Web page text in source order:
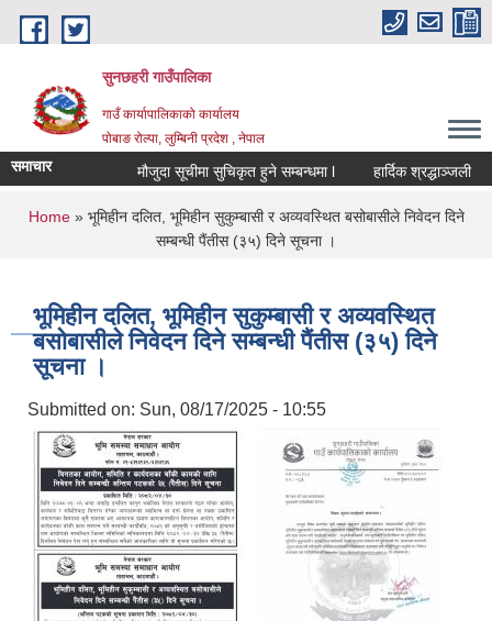
Skip to main content
सुनछहरी गाउँपालिका
गाउँ कार्यापालिकाको कार्यालय
पोबाङ रोल्पा, लुम्बिनी प्रदेश , नेपाल
समाचार मौजुदा सूचीमा सुचिकृत हुने सम्बन्धमा l हार्दिक श्रद्धाञ्जली
You are here
Home» भूमिहीन दलित, भूमिहीन सुकुम्बासी र अव्यवस्थित बसोबासीले निवेदन दिने
सम्बन्धी पैंतीस (३५) दिने सूचना ।
भूमिहीन दलित, भूमिहीन सुकुम्बासी र अव्यवस्थित
बसोबासीले निवेदन दिने सम्बन्धी पैंतीस (३५) दिने
सूचना ।
Submitted on: Sun, 08/17/2025 - 10:55